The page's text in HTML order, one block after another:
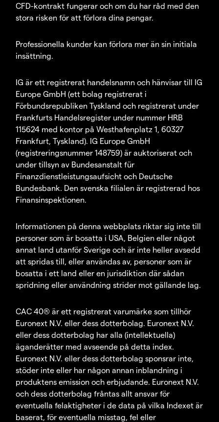
CFD-kontrakt fungerar och om du har råd med den
stora risken för att förlora dina pengar.
Professionella kunder kan förlora mer än sin initiala
insättning.
IG är ett registrerat handelsnamn och hänvisar till IG
Europe GmbH (ett bolag registrerat i
Förbundsrepubliken Tyskland och registrerat under
Frankfurts Handelsregister under nummer HRB
115624 med kontor på Westhafenplatz 1, 60327
Frankfurt, Tyskland). IG Europe GmbH
(registreringsnummer 148759) är auktoriserat och
under tillsyn av Bundesanstalt für
Finanzdienstleistungsaufsicht och Deutsche
Bundesbank. Den svenska filialen är registrerad hos
Finansinspektionen.
Informationen på denna webbplats riktar sig inte till
personer som är bosatta i USA, Belgien eller något
annat land utanför Sverige och är inte heller avsedd
att spridas till, eller användas av, personer som är
bosatta i ett land eller en jurisdiktion där sådan
spridning eller användning strider mot gällande lag.
CAC 40® är ett registrerat varumärke som tillhör
Euronext N.V. eller dess dotterbolag. Euronext N.V.
eller dess dotterbolag har alla (intellektuella)
äganderätter med avseende på detta index.
Euronext N.V. eller dess dotterbolag sponsrar inte,
stöder inte eller har någon annan inblandning i
produktens emission och erbjudande. Euronext N.V.
och dess dotterbolag fråntas allt ansvar för
eventuella felaktigheter i de data på vilka Indexet är
baserat, för eventuella misstag, fel eller